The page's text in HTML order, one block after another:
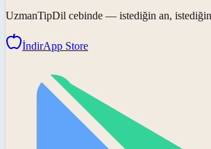
UzmanTipDil cebinde — istediğin an, istediğin
İndirApp Store